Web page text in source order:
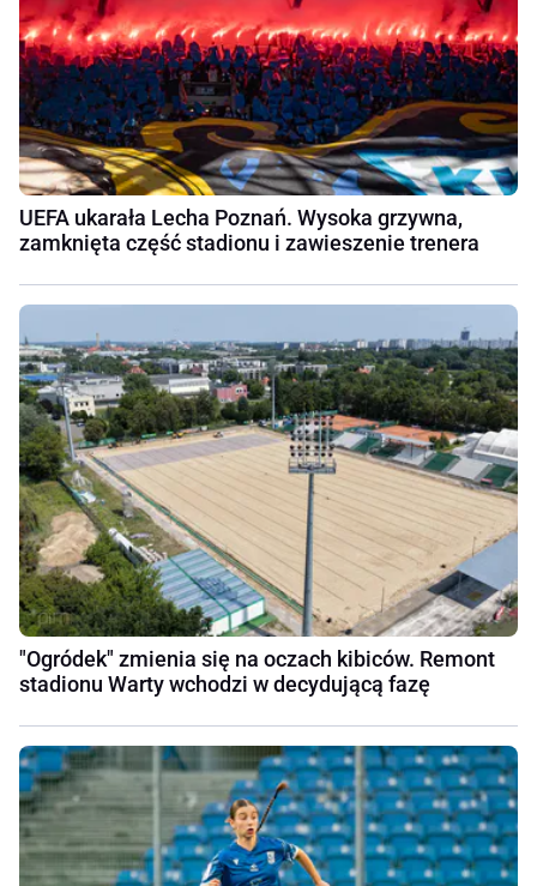
UEFA ukarała Lecha Poznań. Wysoka grzywna,
zamknięta część stadionu i zawieszenie trenera
"Ogródek" zmienia się na oczach kibiców. Remont
stadionu Warty wchodzi w decydującą fazę